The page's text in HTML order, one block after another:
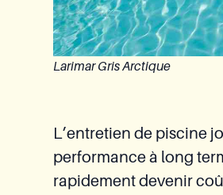
Larimar Gris Arctique
L’entretien de piscine
performance à long
rapidement devenir